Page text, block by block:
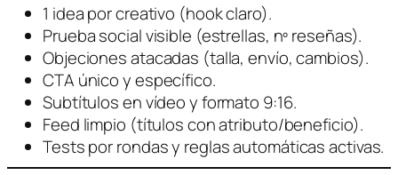
1 idea por creativo (hook claro).
Prueba social visible (estrellas, nº reseñas).
Objeciones atacadas (talla, envío, cambios).
CTA único y específico.
Subtítulos en vídeo y formato 9:16.
Feed limpio (títulos con atributo/beneficio).
Tests por rondas y reglas automáticas activas.